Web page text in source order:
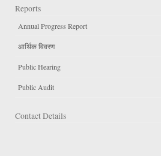
Reports
Annual Progress Report
आर्थिक विवरण
Public Hearing
Public Audit
Contact Details